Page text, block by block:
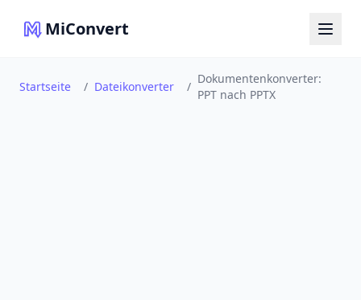
MiConvert
Startseite / Dateikonverter /
Dokumentenkonverter:
PPT nach PPTX